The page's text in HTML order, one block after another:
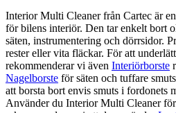
Interior Multi Cleaner från Cartec är
för bilens interiör. Den tar enkelt bort
säten, instrumentering och dörrsidor.
rester eller vita fläckar. För att
rekommenderar vi även Interiörborste
Nagelborste för säten och tuffare
att borsta bort envis smuts i fordonets
Använder du Interior Multi Cleaner för